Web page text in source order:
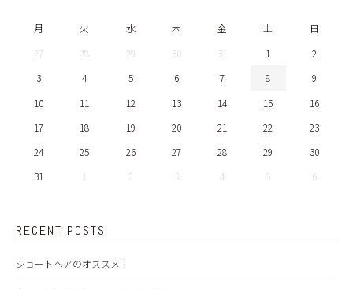
月 火 水 木 金 土
日
27
28 29 30 31 1
2
3
4 5 6 7 8
9
10
11 12 13 14 15
16
17
18 19 20 21 22
23
24
25 26 27 28 29
30
31
1 2 3 4 5 6
RECENT POSTS
ショートヘアのオススメ！